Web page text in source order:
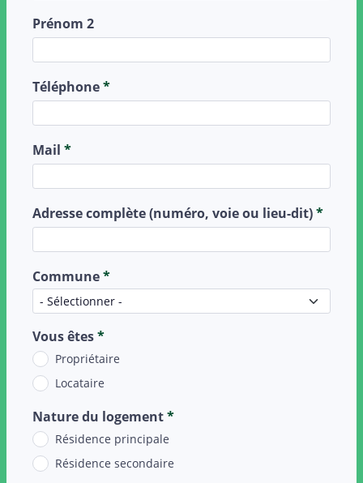
Prénom 2
Téléphone*
Mail *
Adresse complète (numéro, voie ou lieu-dit)*
Commune*
Vous êtes*
Propriétaire
Locataire
Nature du logement*
Résidence principale
Résidence secondaire